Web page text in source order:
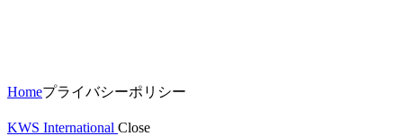
Homeプライバシーポリシー
KWS International Close